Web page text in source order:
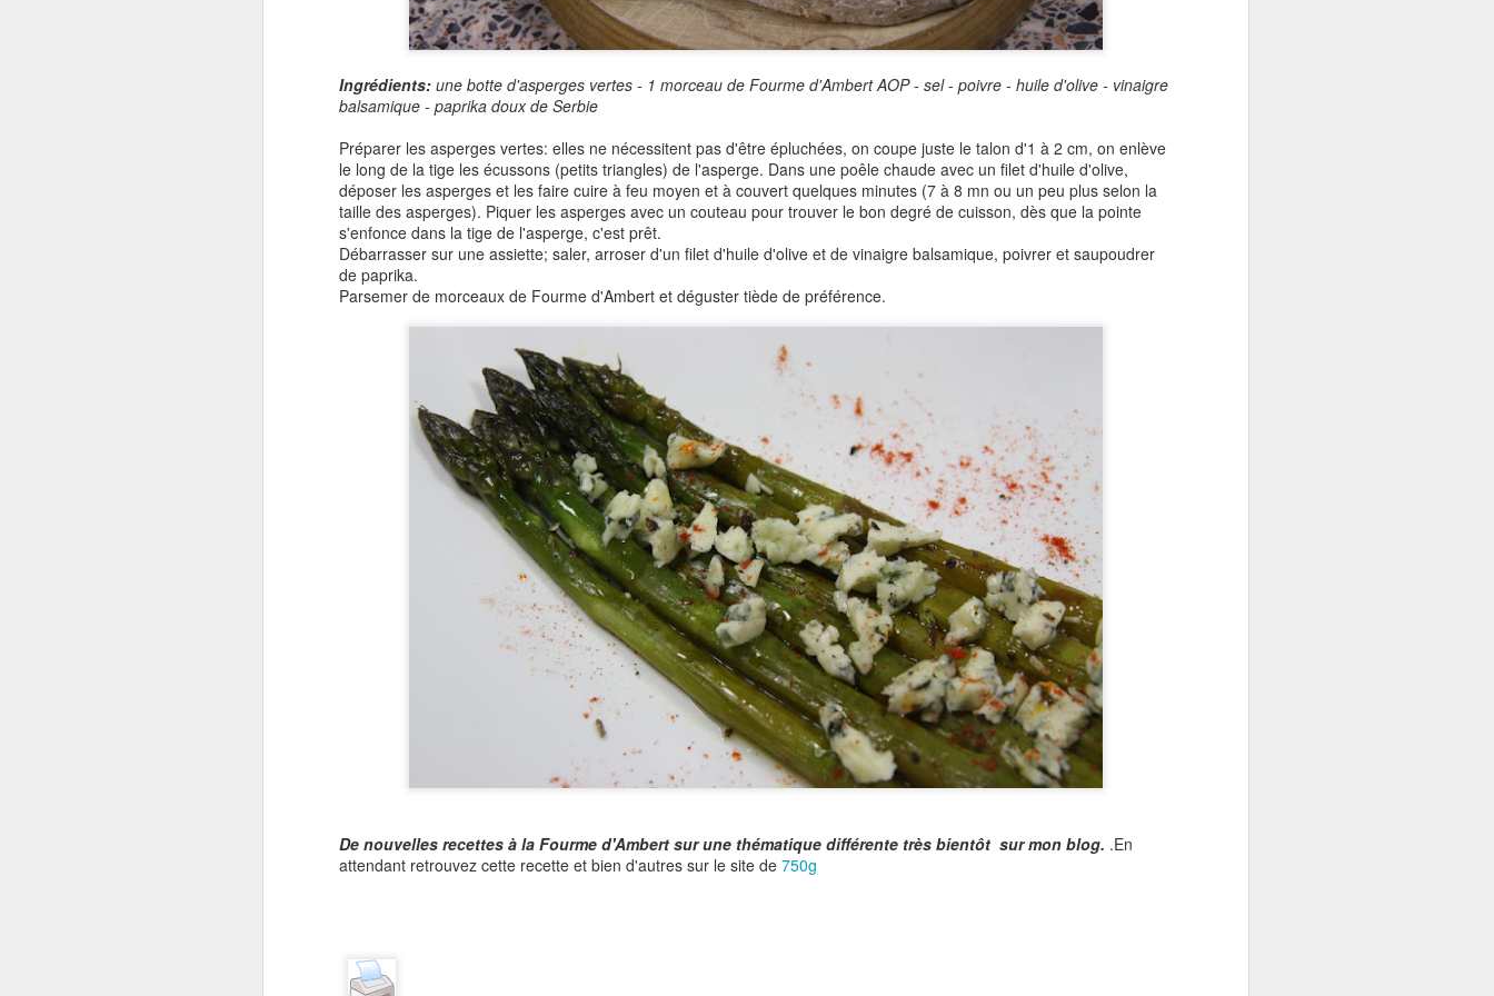
Ingrédients: une botte d'asperges vertes - 1 morceau de Fourme d'Ambert AOP - sel - poivre - huile d'olive - vinaigre
balsamique - paprika doux de Serbie
Préparer les asperges vertes: elles ne nécessitent pas d'être épluchées, on coupe juste le talon d'1 à 2 cm, on enlève
le long de la tige les écussons (petits triangles) de l'asperge. Dans une poêle chaude avec un filet d'huile d'olive,
déposer les asperges et les faire cuire à feu moyen et à couvert quelques minutes (7 à 8 mn ou un peu plus selon la
taille des asperges). Piquer les asperges avec un couteau pour trouver le bon degré de cuisson, dès que la pointe
s'enfonce dans la tige de l'asperge, c'est prêt.
Débarrasser sur une assiette; saler, arroser d'un filet d'huile d'olive et de vinaigre balsamique, poivrer et saupoudrer
de paprika.
Parsemer de morceaux de Fourme d'Ambert et déguster tiède de préférence.
De nouvelles recettes à la Fourme d'Ambert sur une thématique différente très bientôt sur mon blog. .En
attendant retrouvez cette recette et bien d'autres sur le site de 750g
après avoir remporté tant de récompenses à travers le monde en
commençant par La Palme d'Or à Cannes, par pure coïncidence, ma
première recette de retour au blog est une recette coréenne. Si elle
avait été inspirée par le film, cela aurait été du Jjapaguri, plat de
nouilles dont il est fortement question dans Parasite.
JAN
28
Bonne Année 2020!
Cela fait longtemps, trop longtemps que je ne suis pas venue par
ici.... Tout d'abord, je suis encore dans les délais, je vous
souhaite à tous une très belle année 2020! Qu'elle vous soit aussi
douce que possible et qu'elle vous garde en santé!
Après dix années de blog, j'avoue avoir éprouvé en 2019 une certaine
lassitude...Je n'avais pas arrêté de cuisiner évidemment mais cela
n'occupait plus autant mes pensées...J'avais envie d'autre chose,
d'ailleurs...
FEB
28
Cornets Party Tupperware #concours
Je vous en parle régulièrement, j'ai la chance de faire partie des
blogs ambassadeurs Tupperware et c'est toujours un plaisir de
découvrir leurs innovations, leurs éditions limitées,... Récemment j'ai
donc participé à un atelier culinaire pour découvrir ce "Cornets Party",
une édition limitée proposée au catalogue de Janvier.
Outre le catalogue général semestriel, tous les mois sont proposées de
petites brochures de promotions et d'éditions limitées ou collector.
Joues de Porc à la Bière à la Cocotte Minute
Une recette qui me tient à coeur,vraiment fondante, économique
et, grâce à la cocotte minute, rapide! Un parfait plat d'hiver, bien
réconfortant comme on les aime en cette saison.